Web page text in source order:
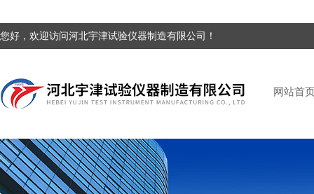
您好，欢迎访问河北宇津试验仪器制造有限公司！
网站首